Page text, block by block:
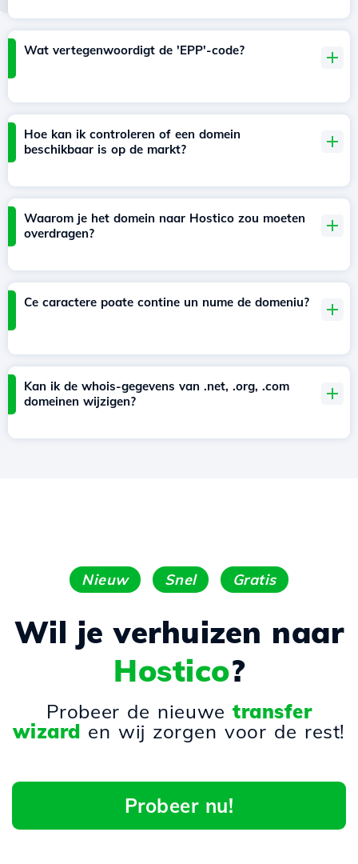
Wat vertegenwoordigt de 'EPP'-code?
Hoe kan ik controleren of een domein
beschikbaar is op de markt?
Waarom je het domein naar Hostico zou moeten
overdragen?
Ce caractere poate contine un nume de domeniu?
Kan ik de whois-gegevens van .net, .org, .com
domeinen wijzigen?
Nieuw Snel Gratis
Wil je verhuizen naar
Hostico?
Probeer de nieuwetransfer
wizard en wij zorgen voor de rest!
Probeer nu!